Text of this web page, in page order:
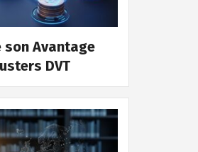
Avantage
DVT